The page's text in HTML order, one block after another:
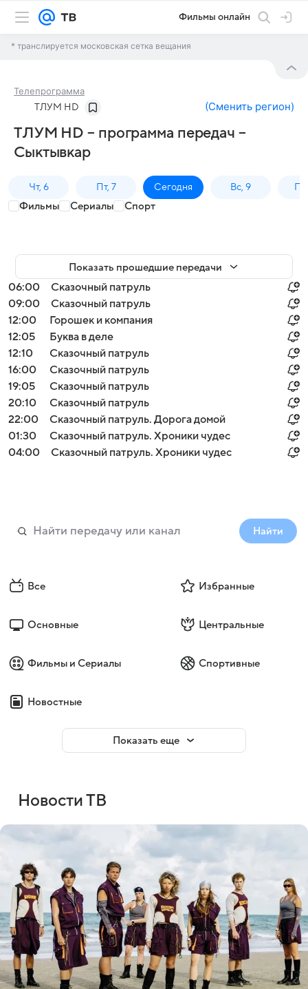
Фильмы онлайн
* транслируется московская сетка вещания
Телепрограмма
ТЛУМ HD (Сменить регион)
ТЛУМ HD – программа передач –
Сыктывкар
Чт, 6 Пт, 7 Сегодня Вс, 9
Фильмы Сериалы Спорт
Показать прошедшие передачи
06:00
Сказочный патруль
09:00
Сказочный патруль
12:00
Горошек и компания
12:05
Буква в деле
12:10
Сказочный патруль
16:00
Сказочный патруль
19:05
Сказочный патруль
20:10
Сказочный патруль
22:00
Сказочный патруль. Дорога домой
01:30
Сказочный патруль. Хроники чудес
04:00
Сказочный патруль. Хроники чудес
Найти
Все Избранные
Основные Центральные
Фильмы и Сериалы Спортивные
Новостные
Показать еще
Новости ТВ